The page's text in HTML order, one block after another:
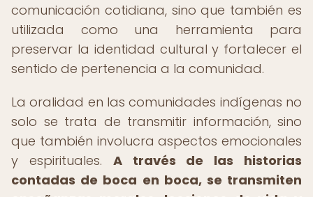
comunicación cotidiana, sino que también es
utilizada como una herramienta para
preservar la identidad cultural y fortalecer el
sentido de pertenencia a la comunidad.
La oralidad en las comunidades indígenas no
solo se trata de transmitir información, sino
que también involucra aspectos emocionales
y espirituales. A través de las historias
contadas de boca en boca, se transmiten